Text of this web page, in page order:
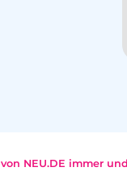
NEU.DE immer und